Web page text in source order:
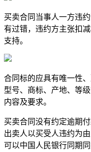
买卖合同当事人一方违
有过错，违约方主张扣
支持。
合同标的应具有唯一性
型号、商标、产地、等
内容及要求。
买卖合同没有约定逾期
出卖人以买受人违约为
可以中国人民银行同期